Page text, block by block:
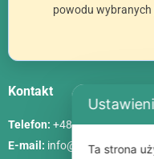
powodu wybranych
Kontakt
Telefon: +48 786 84 83 84
E-mail: info@poliszklarnia.pl
Ta strona